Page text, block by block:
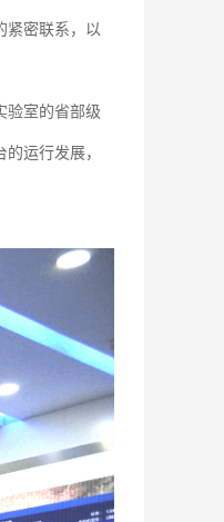
紧密联系，以
验室的省部级
运行发展，